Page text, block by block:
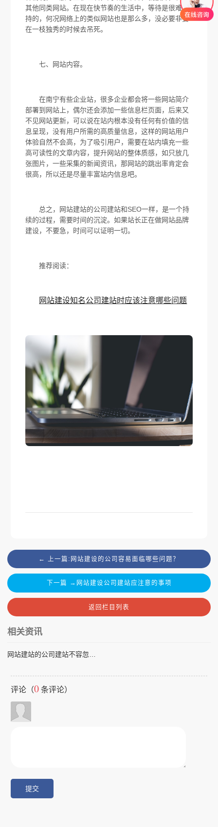
其他同类网站。在现在快节奏的生活中，等待是很难坚
持的，何况网络上的类似网站也是那么多，没必要非要
在一枝独秀的时候去吊死。
七、网站内容。
在南宁有些企业站，很多企业都会将一些网站简介
部署到网站上，偶尔还会添加一些信息栏页面，后来又
不见网站更新，可以说在站内根本没有任何有价值的信
息呈现，没有用户所需的高质量信息，这样的网站用户
体验自然不会高，为了吸引用户，需要在站内填充一些
高可读性的文章内容，提升网站的整体质感，如只放几
张图片，一些采集的新闻资讯，那网站的跳出率肯定会
很高，所以还是尽量丰富站内信息吧。
总之，网站建站的公司建站和SEO一样，是一个持
续的过程，需要时间的沉淀。如果站长正在做网站品牌
建设，不要急，时间可以证明一切。
推荐阅读：
网站建设知名公司建站时应该注意哪些问题
← 上一篇:网站建设的公司容易面临哪些问题？
下一篇 →网站建设公司建站应注意的事项
返回栏目列表
相关资讯
网站建站的公司建站不容忽视的问题
评论（0 条评论）